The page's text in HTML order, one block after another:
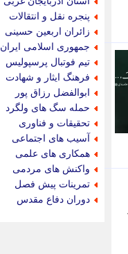
پنجره نقل و انتقالات
زائران اربعین حسینی
جمهوری اسلامی ایران
تیم فوتبال پرسپولیس
فرهنگ ایثار و شهادت
ابوالفضل رزاق پور
حمله سگ های ولگرد
تحقیقات و فناوری
آسیب های اجتماعی
همکاری های علمی
واکنش های مردمی
تمرینات پیش فصل
دوران دفاع مقدس